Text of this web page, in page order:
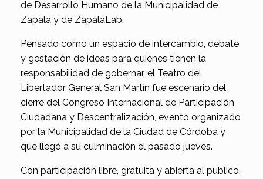
de Desarrollo Humano de la Municipalidad de
Zapala y de ZapalaLab.
Pensado como un espacio de intercambio, debate
y gestación de ideas para quienes tienen la
responsabilidad de gobernar, el Teatro del
Libertador General San Martín fue escenario del
cierre del Congreso Internacional de Participación
Ciudadana y Descentralización, evento organizado
por la Municipalidad de la Ciudad de Córdoba y
que llegó a su culminación el pasado jueves.
Con participación libre, gratuita y abierta al público,